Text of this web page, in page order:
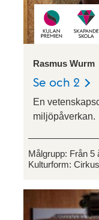
Rasmus Wurm
Se och 2
En
miljöpåverkan.
Målgrupp: Från 5
Kulturform: Cirkus